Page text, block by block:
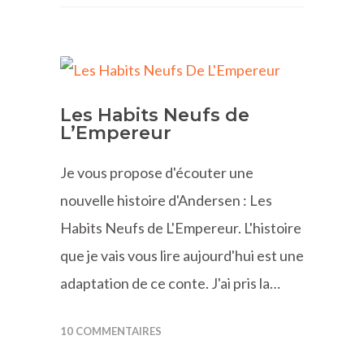
Les Habits Neufs de
L’Empereur
Je vous propose d'écouter une
nouvelle histoire d'Andersen : Les
Habits Neufs de L'Empereur. L'histoire
que je vais vous lire aujourd'hui est une
adaptation de ce conte. J'ai pris la…
10 COMMENTAIRES